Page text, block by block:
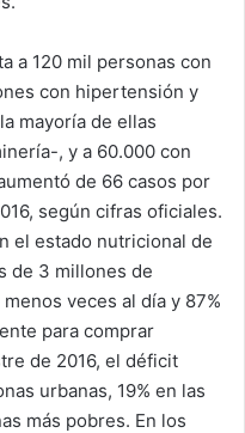
a 120 mil personas con
con hipertensión y
mayoría de ellas
, y a 60.000 con
de 66 casos por
según cifras oficiales.
el estado nutricional de
de 3 millones de
veces al día y 87%
para comprar
de 2016, el déficit
urbanas, 19% en las
más pobres. En los